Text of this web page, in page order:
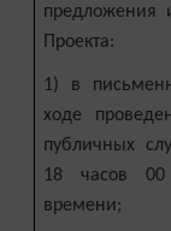
предложения
Проекта:
1) в
ходе
публичных
18 часов 00
времени;